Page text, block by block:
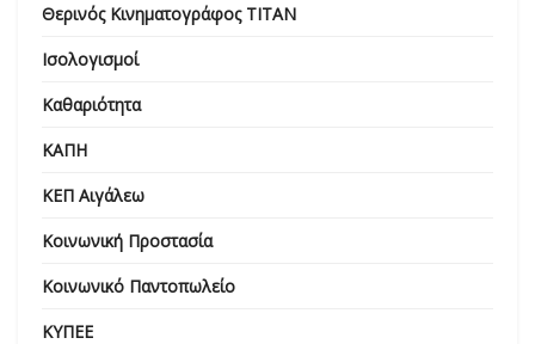
Θερινός Κινηματογράφος ΤΙΤΑΝ
Ισολογισμοί
Καθαριότητα
ΚΑΠΗ
ΚΕΠ Αιγάλεω
Κοινωνική Προστασία
Κοινωνικό Παντοπωλείο
ΚΥΠΕΕ